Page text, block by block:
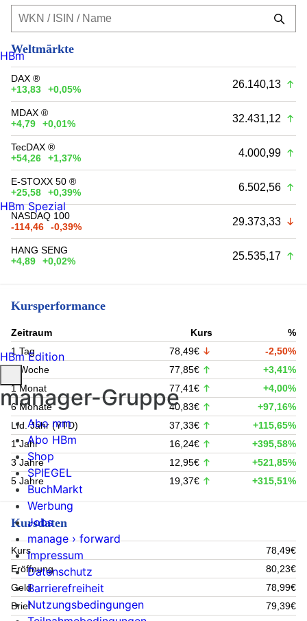
Weltmärkte
DAX ®
+13,83
+0,05% 26.140,13
MDAX ®
+4,79
+0,01% 32.431,12
TecDAX ®
+54,26
+1,37% 4.000,99
E-STOXX 50 ®
+25,58
+0,39% 6.502,56
NASDAQ 100
-114,46
-0,39% 29.373,33
HANG SENG
+4,89
+0,02% 25.535,17
Kursperformance
Zeitraum Kurs
%
1 Tag
78,49€
-2,50%
1 Woche
77,85€
+3,41%
1 Monat
77,41€
+4,00%
6 Monate
40,83€
+97,16%
Lfd. Jahr (YTD)
37,33€
+115,65%
1 Jahr
16,24€
+395,58%
3 Jahre
12,95€
+521,85%
5 Jahre
19,37€ +315,51%
Kursdaten
Kurs
78,49€
Eröffnung
80,23€
Geld
78,99€
Brief
79,39€
HBm
HBm Spezial
HBm Edition
manager-Gruppe
Abo mm
Abo HBm
Shop
SPIEGEL
BuchMarkt
Werbung
Jobs
manage › forward
Impressum
Datenschutz
Barrierefreiheit
Nutzungsbedingungen